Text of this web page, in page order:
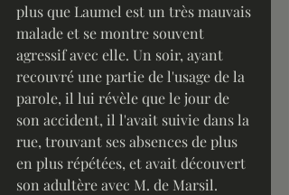
plus que Laumel est un très mauvais
malade et se montre souvent
agressif avec elle. Un soir, ayant
recouvré une partie de l'usage de la
parole, il lui révèle que le jour de
son accident, il l'avait suivie dans la
rue, trouvant ses absences de plus
en plus répétées, et avait découvert
son adultère avec M. de Marsil.